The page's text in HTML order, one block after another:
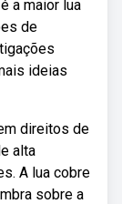
a maior lua
de
ideias
direitos de
alta
A lua cobre
sobre a